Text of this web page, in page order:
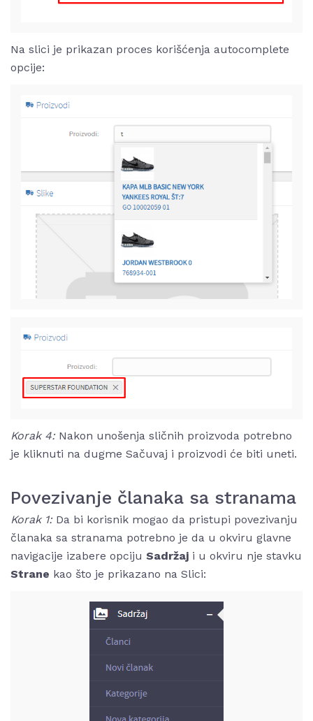
Na slici je prikazan proces korišćenja autocomplete
opcije:
Korak 4:Nakon unošenja sličnih proizvoda potrebno
je kliknuti na dugme Sačuvaj i proizvodi će biti uneti.
Povezivanje članaka sa stranama
Korak 1: Da bi korisnik mogao da pristupi povezivanju
članaka sa stranama potrebno je da u okviru glavne
navigacije izabere opciju Sadržaj i u okviru nje stavku
Strane kao što je prikazano na Slici: